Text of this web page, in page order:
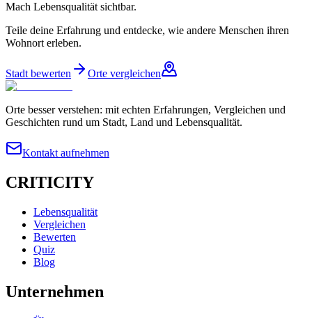
Mach Lebensqualität sichtbar.
Teile deine Erfahrung und entdecke, wie andere Menschen ihren
Wohnort erleben.
Stadt bewerten Orte vergleichen
Orte besser verstehen: mit echten Erfahrungen, Vergleichen und
Geschichten rund um Stadt, Land und Lebensqualität.
Kontakt aufnehmen
CRITICITY
Lebensqualität
Vergleichen
Bewerten
Quiz
Blog
Unternehmen